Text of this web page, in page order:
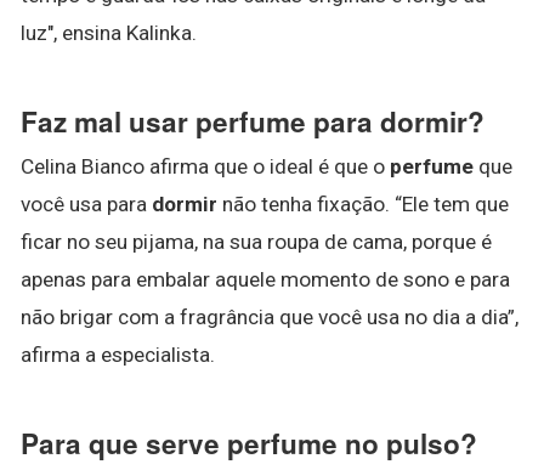
luz", ensina Kalinka.
Faz mal usar perfume para dormir?
Celina Bianco afirma que o ideal é que o perfume que
você usa para dormir não tenha fixação. “Ele tem que
ficar no seu pijama, na sua roupa de cama, porque é
apenas para embalar aquele momento de sono e para
não brigar com a fragrância que você usa no dia a dia”,
afirma a especialista.
Para que serve perfume no pulso?